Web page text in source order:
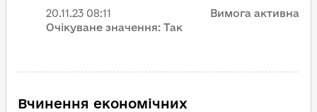
20.11.23 08:11
Вимога активна
Очікуване значення: Так
Вчинення економічних